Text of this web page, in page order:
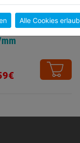
230mm
Alle Cookies